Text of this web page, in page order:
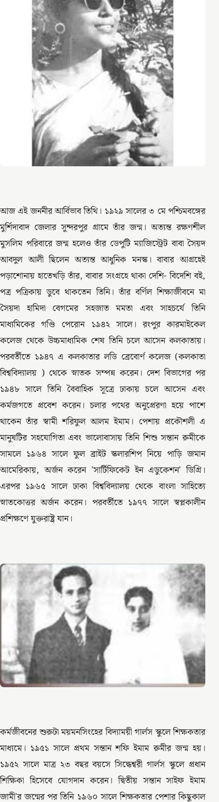
আজ এই জননীর আর্বিভাব তিথি। ১৯২৯ সালের ৩ মে পশ্চিমবঙ্গের
মুর্শিদাবাদ জেলার সুন্দরপুর গ্রামে তাঁর জন্ম। অত্যন্ত রক্ষণশীল
মুসলিম পরিবারে জন্ম হলেও তাঁর ডেপুটি ম্যাজিস্ট্রেট বাবা সৈয়দ
আবদুল আলী ছিলেন অত্যন্ত আধুনিক মনস্ক। বাবার আগ্রহেই
পড়াশোনায় হাতেখড়ি তাঁর, বাবার সংগ্রহে থাকা দেশি- বিদেশি বই,
পত্র পত্রিকায় ডুবে থাকতেন তিনি। তাঁর বর্ণিল শিক্ষাজীবনে মা
সৈয়দা হামিদা বেগমের সহজাত মমতা এবং সাহচর্যে তিনি
মাধ্যমিকের গণ্ডি পেরোন ১৯৪২ সালে। রংপুর কারমাইকেল
কলেজ থেকে উচ্চমাধ্যমিক শেষ তিনি চলে আসেন কলকাতায়।
পরবর্তীতে ১৯৪৭ এ কলকাতার লডি ব্রেবোর্ণ কলেজ (কলকাতা
বিশ্ববিদ্যালয় ) থেকে স্নাতক সম্পন্ন করেন। দেশ বিভাগের পর
১৯৪৮ সালে তিনি বৈবাহিক সূত্রে ঢাকায় চলে আসেন এবং
কর্মজগতে প্রবেশ করেন। চলার পথের অনুপ্রেরণা হয়ে পাশে
থাকেন তাঁর স্বামী শরিফুল আলম ইমাম। পেশায় প্রকৌশলী এ
মানুষটির সহযোগিতা এবং ভালোবাসায় তিনি শিশু সন্তান রুমীকে
সামলে ১৯৬৪ সালে ফুল ব্রাইট স্কলারশিপ নিয়ে পাড়ি জমান
আমেরিকায়, অর্জন করেন 'সার্টিফিকেট ইন এডুকেশন' ডিগ্রি।
এরপর ১৯৬৫ সালে ঢাকা বিশ্ববিদ্যালয় থেকে বাংলা সাহিত্যে
স্নাতকোত্তর অর্জন করেন। পরবর্তীতে ১৯৭৭ সালে স্বপ্লকালীন
প্রশিক্ষণে যুক্তরাষ্ট্র যান।
কর্মজীবনের শুরুটা ময়মনসিংহের বিদ্যাময়ী গার্লস স্কুলে শিক্ষকতার
মাধ্যমে। ১৯৫১ সালে প্রথম সন্তান শফি ইমাম রুমীর জন্ম হয়।
১৯৫২ সালে মাত্র ২৩ বছর বয়সে সিদ্ধেশ্বরী গার্লস স্কুলে প্রধান
শিক্ষিকা হিসেবে যোগদান করেন। দ্বিতীয় সন্তান সাইফ ইমাম
জামী'র জন্মের পর তিনি ১৯৬০ সালে শিক্ষকতার পেশার কিছুকাল